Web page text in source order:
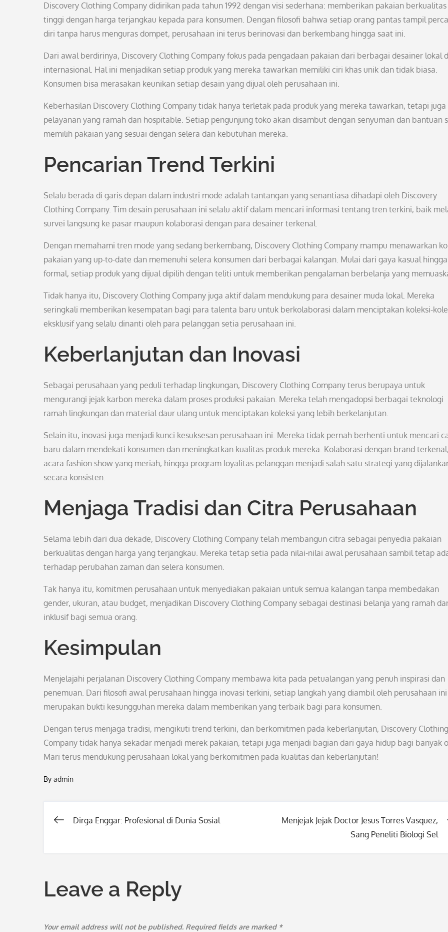
Discovery Clothing Company didirikan pada tahun 1992 dengan visi sederhana: memberikan pakaian berkualitas
tinggi dengan harga terjangkau kepada para konsumen. Dengan filosofi bahwa setiap orang pantas tampil
diri tanpa harus menguras dompet, perusahaan ini terus berinovasi dan berkembang hingga saat ini.
Dari awal berdirinya, Discovery Clothing Company fokus pada pengadaan pakaian dari berbagai desainer lokal
internasional. Hal ini menjadikan setiap produk yang mereka tawarkan memiliki ciri khas unik dan tidak biasa.
Konsumen bisa merasakan keunikan setiap desain yang dijual oleh perusahaan ini.
Keberhasilan Discovery Clothing Company tidak hanya terletak pada produk yang mereka tawarkan, tetapi juga
pelayanan yang ramah dan hospitable. Setiap pengunjung toko akan disambut dengan senyuman dan bantuan
memilih pakaian yang sesuai dengan selera dan kebutuhan mereka.
Pencarian Trend Terkini
Selalu berada di garis depan dalam industri mode adalah tantangan yang senantiasa dihadapi oleh Discovery
Clothing Company. Tim desain perusahaan ini selalu aktif dalam mencari informasi tentang tren terkini, baik
survei langsung ke pasar maupun kolaborasi dengan para desainer terkenal.
Dengan memahami tren mode yang sedang berkembang, Discovery Clothing Company mampu menawarkan
pakaian yang up-to-date dan memenuhi selera konsumen dari berbagai kalangan. Mulai dari gaya kasual hingga
formal, setiap produk yang dijual dipilih dengan teliti untuk memberikan pengalaman berbelanja yang
Tidak hanya itu, Discovery Clothing Company juga aktif dalam mendukung para desainer muda lokal. Mereka
seringkali memberikan kesempatan bagi para talenta baru untuk berkolaborasi dalam menciptakan koleksi-
eksklusif yang selalu dinanti oleh para pelanggan setia perusahaan ini.
Keberlanjutan dan Inovasi
Sebagai perusahaan yang peduli terhadap lingkungan, Discovery Clothing Company terus berupaya untuk
mengurangi jejak karbon mereka dalam proses produksi pakaian. Mereka telah mengadopsi berbagai teknologi
ramah lingkungan dan material daur ulang untuk menciptakan koleksi yang lebih berkelanjutan.
Selain itu, inovasi juga menjadi kunci kesuksesan perusahaan ini. Mereka tidak pernah berhenti untuk mencari
baru dalam mendekati konsumen dan meningkatkan kualitas produk mereka. Kolaborasi dengan brand terkenal,
acara fashion show yang meriah, hingga program loyalitas pelanggan menjadi salah satu strategi yang
secara konsisten.
Menjaga Tradisi dan Citra Perusahaan
Selama lebih dari dua dekade, Discovery Clothing Company telah membangun citra sebagai penyedia pakaian
berkualitas dengan harga yang terjangkau. Mereka tetap setia pada nilai-nilai awal perusahaan sambil tetap
terhadap perubahan zaman dan selera konsumen.
Tak hanya itu, komitmen perusahaan untuk menyediakan pakaian untuk semua kalangan tanpa membedakan
gender, ukuran, atau budget, menjadikan Discovery Clothing Company sebagai destinasi belanja yang ramah
inklusif bagi semua orang.
Kesimpulan
Menjelajahi perjalanan Discovery Clothing Company membawa kita pada petualangan yang penuh inspirasi dan
penemuan. Dari filosofi awal perusahaan hingga inovasi terkini, setiap langkah yang diambil oleh perusahaan ini
merupakan bukti kesungguhan mereka dalam memberikan yang terbaik bagi para konsumen.
Dengan terus menjaga tradisi, mengikuti trend terkini, dan berkomitmen pada keberlanjutan, Discovery Clothing
Company tidak hanya sekadar menjadi merek pakaian, tetapi juga menjadi bagian dari gaya hidup bagi banyak
Mari terus mendukung perusahaan lokal yang berkomitmen pada kualitas dan keberlanjutan!
By admin
Post
Dirga Enggar: Profesional di Dunia Sosial
Menjejak Jejak Doctor Jesus Torres Vasquez,
Sang Peneliti Biologi Sel
Leave a Reply
Your email address will not be published. Required fields are marked *